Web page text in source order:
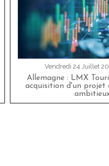
Vendredi 24 Juillet
Allemagne : LMX
acquisition d'un projet